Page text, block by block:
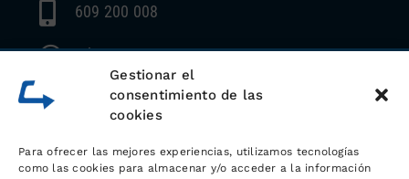
Gestionar el
consentimiento de las
cookies
Para ofrecer las mejores experiencias, utilizamos tecnologías
como las cookies para almacenar y/o acceder a la información
609 200 008
Whatsapp